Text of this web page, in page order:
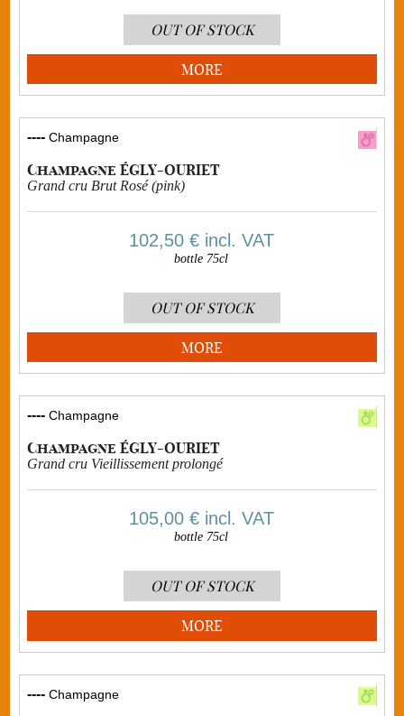
OUT OF STOCK
MORE
---- Champagne
Champagne ÉGLY-OURIET
Grand cru Brut Rosé (pink)
102,50 €incl. VAT
bottle 75cl
OUT OF STOCK
MORE
---- Champagne
Champagne ÉGLY-OURIET
Grand cru Vieillissement prolongé
105,00 €incl. VAT
bottle 75cl
OUT OF STOCK
MORE
---- Champagne